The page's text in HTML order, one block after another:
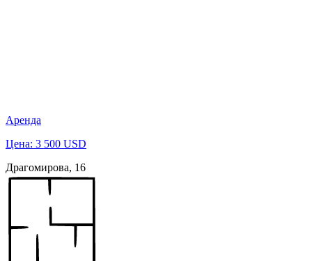
Аренда
Цена: 3 500 USD
Драгомирова, 16